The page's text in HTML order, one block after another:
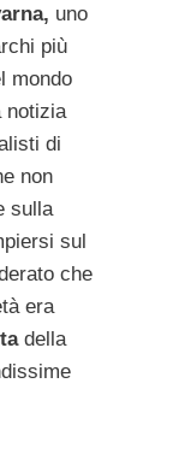
uno
più
mondo
notizia
di
non
sulla
sul
che
era
della